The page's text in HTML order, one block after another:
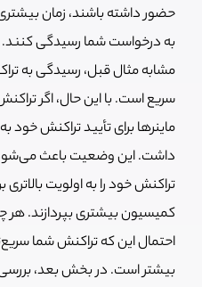
حضور داشته باشند، زمان
به درخواست شما رسیدگی کنند.
مشابه مثال قبل، رسیدگی به
سریع است. با این حال، اگر
ماینرها برای تأیید تراکنش خود
داشت. این وضعیت باعث می‌شود
تراکنش خود را به اولویت بالاتری
کمیسیون بیشتری بپردازند. هر
احتمال این که تراکنش شما
بیشتر است. در بخش بعد،